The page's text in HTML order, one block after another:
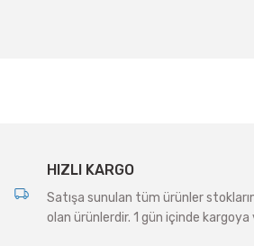
HIZLI KARGO
Satışa sunulan tüm ürünler
olan ürünlerdir. 1 gün içinde kargoya